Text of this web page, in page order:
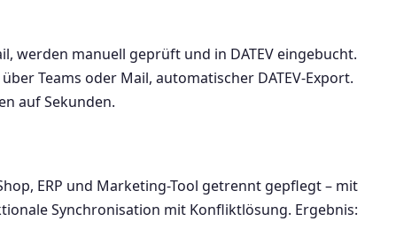
werden manuell geprüft und in DATEV eingebucht.
Teams oder Mail, automatischer DATEV-Export.
auf Sekunden.
ERP und Marketing-Tool getrennt gepflegt – mit
Synchronisation mit Konfliktlösung. Ergebnis: